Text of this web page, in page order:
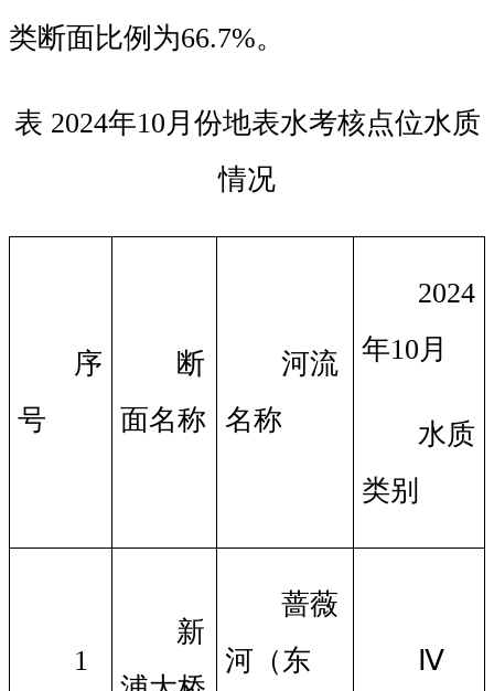
类断面比例为66.7%。
表 2024年10月份地表水考核点位水质
情况
序
号
断
面名称
河流
名称
2024
年10月
水质
类别
1
新
蔷薇
河（东
Ⅳ